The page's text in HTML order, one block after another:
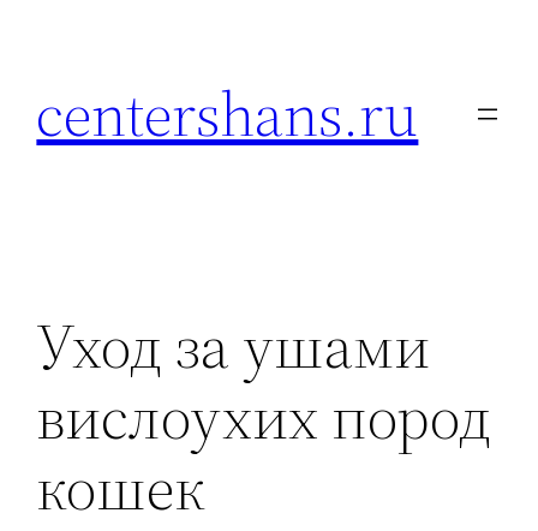
centershans.ru
Уход за ушами
вислоухих пород
кошек